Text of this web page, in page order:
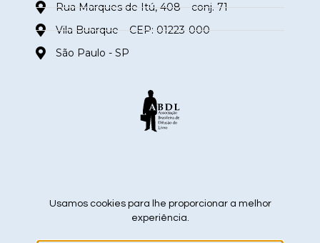
Rua Marques de Itú, 408 – conj. 71
Vila Buarque – CEP: 01223-000
São Paulo - SP
siga nas redes sociais
Usamos cookies para lhe proporcionar a melhor
experiência.